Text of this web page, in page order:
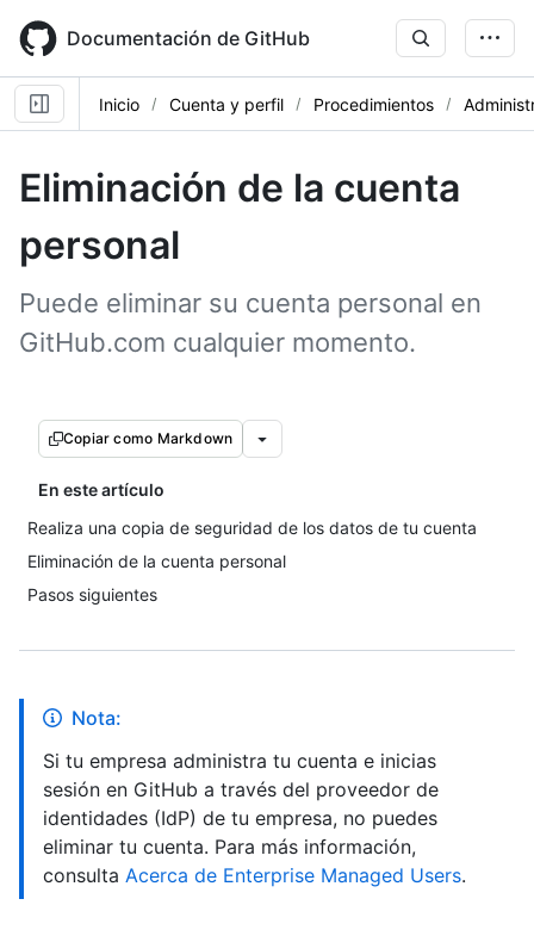
main
content
Documentación de GitHub
Inicio Cuenta y perfil Procedimientos
Eliminación de la cuenta
personal
Puede eliminar su cuenta personal en
GitHub.com cualquier momento.
Copiar como Markdown
En este artículo
Realiza una copia de seguridad de los datos de tu cuenta
Eliminación de la cuenta personal
Pasos siguientes
Nota:
Si tu empresa administra tu cuenta e inicias
sesión en GitHub a través del proveedor de
identidades (IdP) de tu empresa, no puedes
eliminar tu cuenta. Para más información,
consulta Acerca de Enterprise Managed Users.